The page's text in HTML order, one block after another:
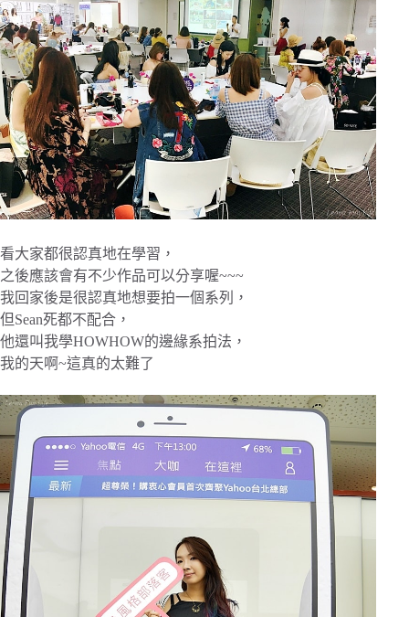
看大家都很認真地在學習，
之後應該會有不少作品可以分享喔~~~
我回家後是很認真地想要拍一個系列，
但Sean死都不配合，
他還叫我學HOWHOW的邊緣系拍法，
我的天啊~這真的太難了